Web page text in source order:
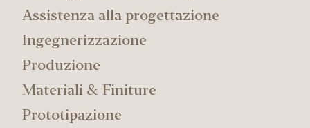
Assistenza alla progettazione
Ingegnerizzazione
Produzione
Materiali & Finiture
Prototipazione